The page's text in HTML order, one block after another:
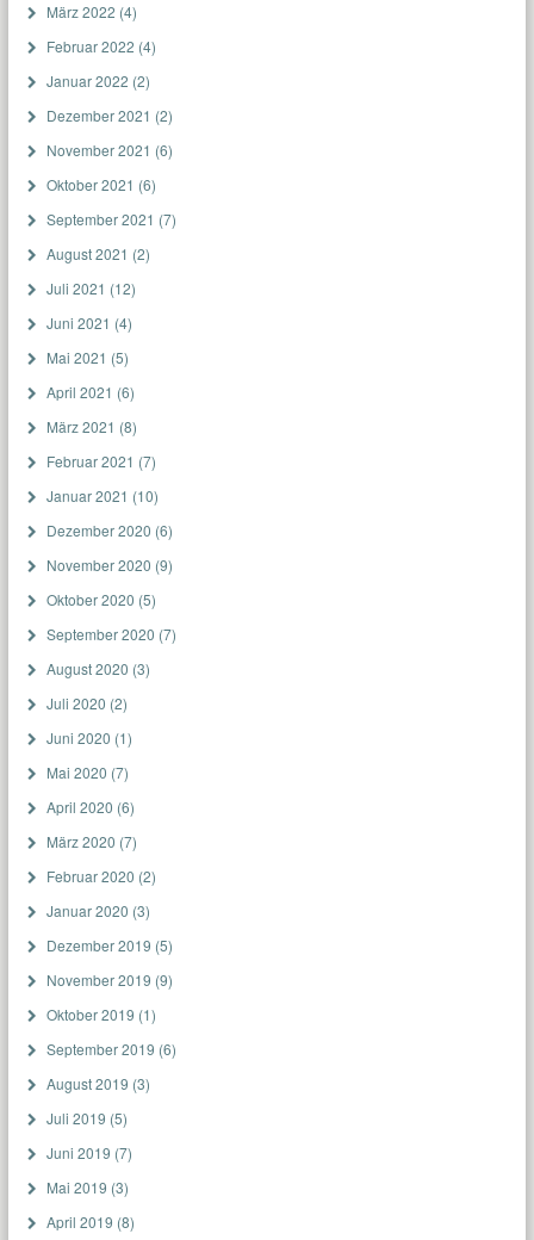
März 2022 (4)
Februar 2022 (4)
Januar 2022 (2)
Dezember 2021 (2)
November 2021 (6)
Oktober 2021 (6)
September 2021 (7)
August 2021 (2)
Juli 2021 (12)
Juni 2021 (4)
Mai 2021 (5)
April 2021 (6)
März 2021 (8)
Februar 2021 (7)
Januar 2021 (10)
Dezember 2020 (6)
November 2020 (9)
Oktober 2020 (5)
September 2020 (7)
August 2020 (3)
Juli 2020 (2)
Juni 2020 (1)
Mai 2020 (7)
April 2020 (6)
März 2020 (7)
Februar 2020 (2)
Januar 2020 (3)
Dezember 2019 (5)
November 2019 (9)
Oktober 2019 (1)
September 2019 (6)
August 2019 (3)
Juli 2019 (5)
Juni 2019 (7)
Mai 2019 (3)
April 2019 (8)